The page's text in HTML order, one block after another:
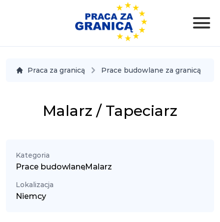
Praca za granicą Prace budowlane za granicą
Malarz / Tapeciarz
Kategoria
Prace budowlane,Malarz
Lokalizacja
Niemcy